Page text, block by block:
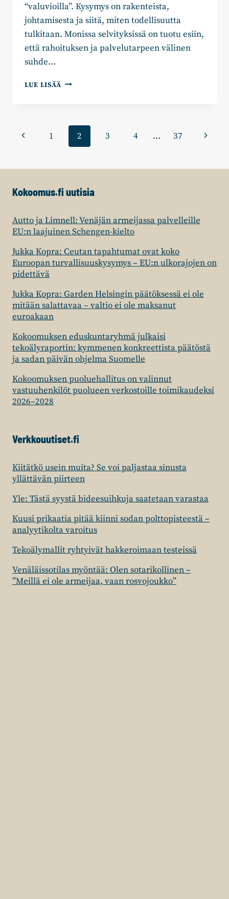
“valuvioilla”. Kysymys on rakenteista,
johtamisesta ja siitä, miten todellisuutta
tulkitaan. Monissa selvityksissä on tuotu esiin,
että rahoituksen ja palvelutarpeen välinen
suhde…
LUE LISÄÄ TAIJA
RAUTIO:
DEMOKRATIA
VIRKAMIESOHJATTU
–
SUUNNANMUUTOKSEN
Sivunavigointi
Edellinen
1 2 3 4 … 37
Kokoomus.fi uutisia
Autto ja Limnell: Venäjän armeijassa palvelleille
EU:n laajuinen Schengen-kielto
Jukka Kopra: Ceutan tapahtumat ovat koko
Euroopan turvallisuuskysymys – EU:n ulkorajojen on
pidettävä
Jukka Kopra: Garden Helsingin päätöksessä ei ole
mitään salattavaa – valtio ei ole maksanut
euroakaan
Kokoomuksen eduskuntaryhmä julkaisi
tekoälyraportin: kymmenen konkreettista päätöstä
ja sadan päivän ohjelma Suomelle
Kokoomuksen puoluehallitus on valinnut
vastuuhenkilöt puolueen verkostoille toimikaudeksi
2026–2028
Verkkouutiset.fi
Kiitätkö usein muita? Se voi paljastaa sinusta
yllättävän piirteen
Yle: Tästä syystä bideesuihkuja saatetaan varastaa
Kuusi prikaatia pitää kiinni sodan polttopisteestä –
analyytikolta varoitus
Tekoälymallit ryhtyivät hakkeroimaan testeissä
Venäläissotilas myöntää: Olen sotarikollinen –
”Meillä ei ole armeijaa, vaan rosvojoukko”